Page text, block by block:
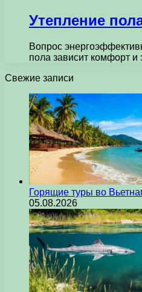
Утепление
Вопрос
пола зависит комфорт
Свежие записи
Горящие туры во
05.08.2026